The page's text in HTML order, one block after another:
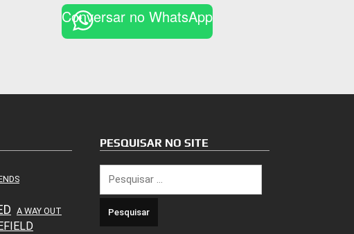
Conversar no WhatsApp
A WAY OUT
PESQUISAR NO SITE
por: